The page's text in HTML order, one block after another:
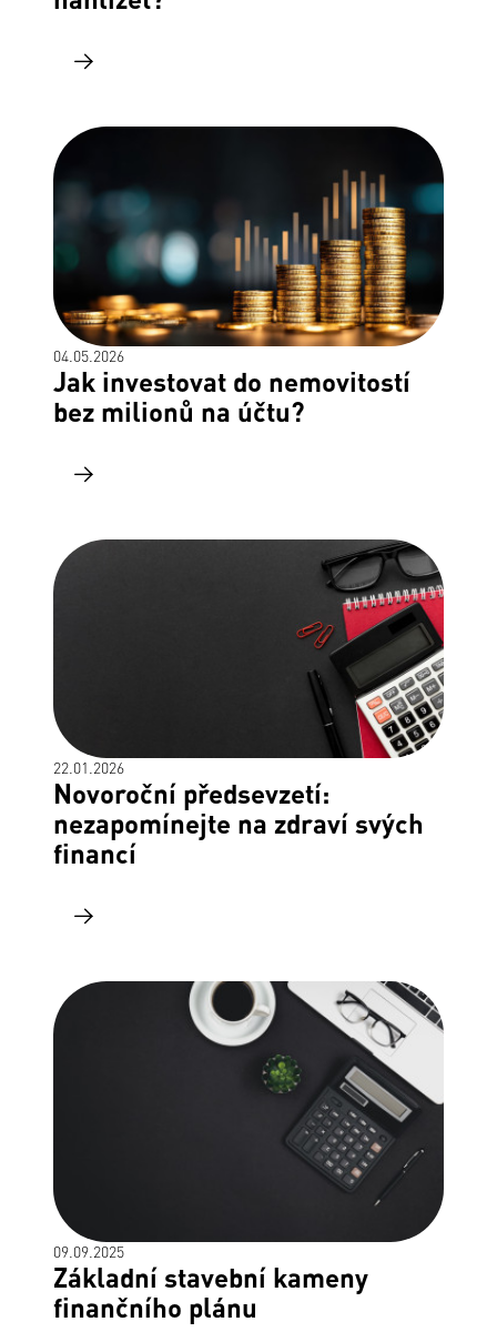
04.05.2026
Jak investovat do nemovitostí
bez milionů na účtu?
22.01.2026
Novoroční předsevzetí:
nezapomínejte na zdraví svých
financí
09.09.2025
Základní stavební kameny
finančního plánu